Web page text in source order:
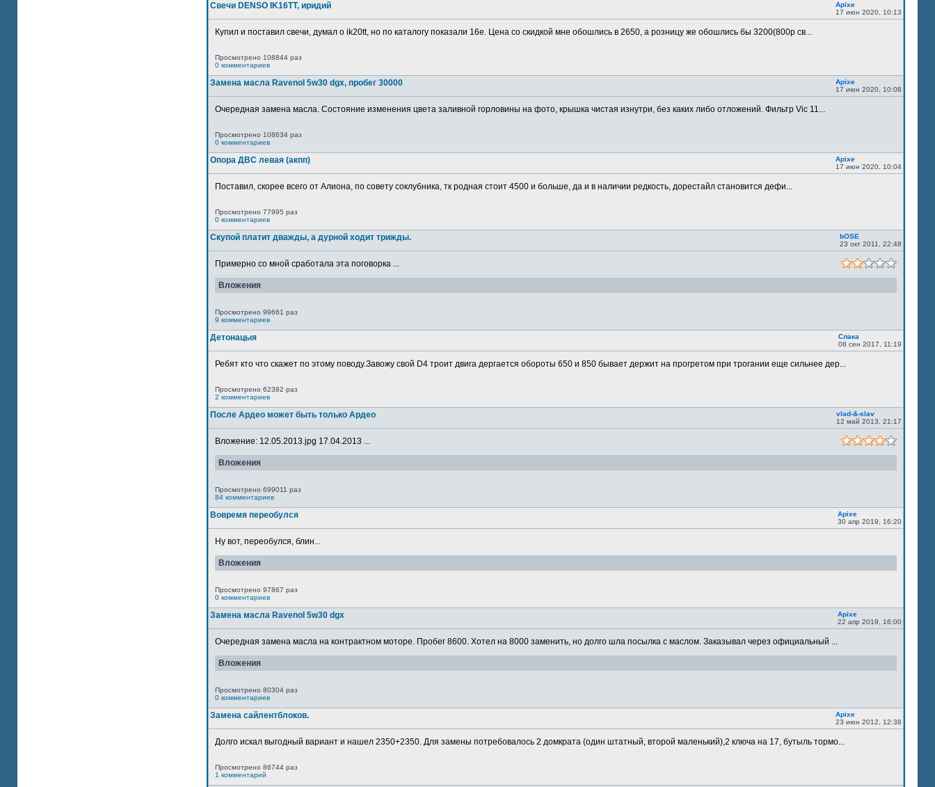
Свечи DENSO IK16TT, иридий
Apixe
17 июн 2020, 10:13
Купил и поставил свечи, думал о ik20tt, но по каталогу показали 16е. Цена со скидкой мне обошлись в 2650, а розницу же обошлись бы 3200(800р св...
Просмотрено 108844 раз
0 комментариев
Замена масла Ravenol 5w30 dgx, пробег 30000
Apixe
17 июн 2020, 10:08
Очередная замена масла. Состояние изменения цвета заливной горловины на фото, крышка чистая изнутри, без каких либо отложений. Фильтр Vic 11...
Просмотрено 108634 раз
0 комментариев
Опора ДВС левая (акпп)
Apixe
17 июн 2020, 10:04
Поставил, скорее всего от Алиона, по совету соклубника, тк родная стоит 4500 и больше, да и в наличии редкость, дорестайл становится дефи...
Просмотрено 77995 раз
0 комментариев
Скупой платит дважды, а дурной ходит трижды.
bOSE
23 окт 2011, 22:48
Примерно со мной сработала эта поговорка ...
Вложения
Просмотрено 99661 раз
9 комментариев
Детонацыя
Слака
08 сен 2017, 11:19
Ребят кто что скажет по этому поводу.Завожу свой D4 троит двига дергается обороты 650 и 850 бывает держит на прогретом при трогании еще сильнее дер...
Просмотрено 62382 раз
2 комментариев
После Ардео может быть только Ардео
vlad-&-slav
12 май 2013, 21:17
Вложение: 12.05.2013.jpg 17.04.2013 ...
Вложения
Просмотрено 699011 раз
84 комментариев
Вовремя переобулся
Apixe
30 апр 2019, 16:20
Ну вот, переобулся, блин...
Вложения
Просмотрено 97867 раз
0 комментариев
Замена масла Ravenol 5w30 dgx
Apixe
22 апр 2019, 16:00
Очередная замена масла на контрактном моторе. Пробег 8600. Хотел на 8000 заменить, но долго шла посылка с маслом. Заказывал через официальный ...
Вложения
Просмотрено 80304 раз
0 комментариев
Замена сайлентблоков.
Apixe
23 июн 2012, 12:38
Долго искал выгодный вариант и нашел 2350+2350. Для замены потребовалось 2 домкрата (один штатный, второй маленький),2 ключа на 17, бутыль тормо...
Просмотрено 86744 раз
1 комментарий